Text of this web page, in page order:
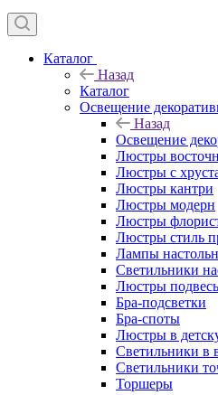
Каталог
Назад
Каталог
Освещение
Назад
Освещение
Люстры
Люстры с
Люстры кантри
Люстры модерн
Люстры
Люстры стиль
Лампы
Светильники
Люстры
Бра-подсветки
Бра-споты
Люстры в
Светильники в
Светильники
Торшеры